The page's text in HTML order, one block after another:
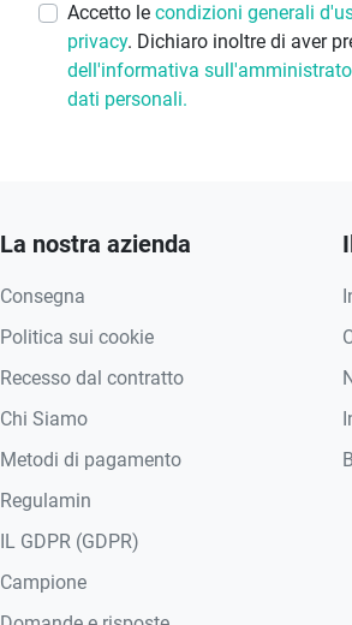
Accetto le condizioni generali
privacy. Dichiaro inoltre di aver
dell'informativa
dati personali.
La nostra azienda
Consegna
Politica sui cookie
Recesso dal contratto
Chi Siamo
Metodi di pagamento
Regulamin
IL GDPR (GDPR)
Campione